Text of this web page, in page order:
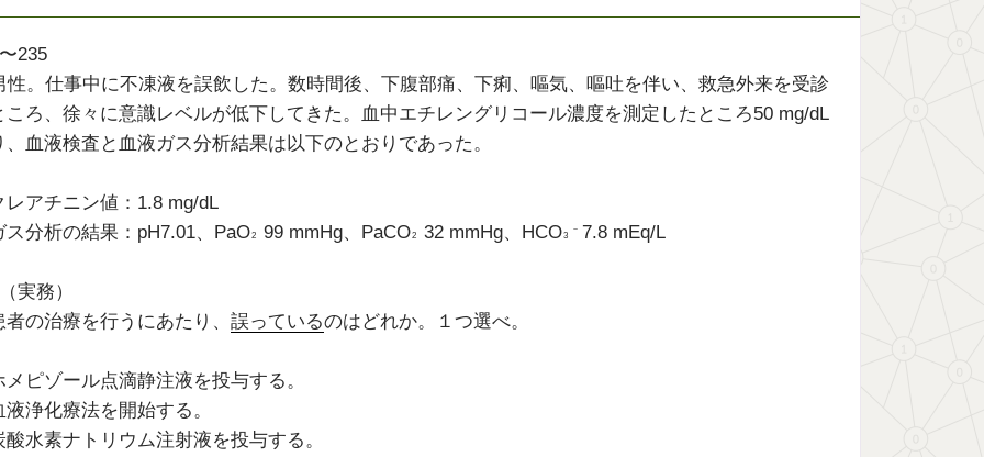
235
性。仕事中に不凍液を誤飲した。数時間後、下腹部痛、下痢、嘔気、嘔吐を伴い、救急外来を受診
ころ、徐々に意識レベルが低下してきた。血中エチレングリコール濃度を測定したところ50 mg/dL
、血液検査と血液ガス分析結果は以下のとおりであった。
レアチニン値：1.8 mg/dL
ス分析の結果：pH7.01、PaO2 99 mmHg、PaCO2 32 mmHg、HCO3
－ 7.8 mEq/L
実務）
者の治療を行うにあたり、 誤っているのはどれか。１つ選べ。
ピゾール点滴静注液を投与する。
浄化療法を開始する。
水素ナトリウム注射液を投与する。